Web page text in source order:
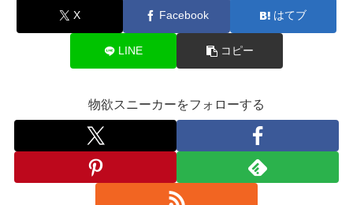
X Facebook はてブ
LINE コピー
物欲スニーカーをフォローする